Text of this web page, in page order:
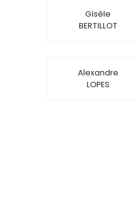
Gisèle
BERTILLOT
Alexandre
LOPES